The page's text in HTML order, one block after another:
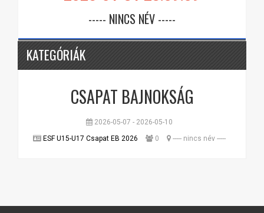
----- NINCS NÉV -----
KATEGÓRIÁK
CSAPAT BAJNOKSÁG
2026-05-07 - 2026-05-10
ESF U15-U17 Csapat EB 2026
0 ----- nincs név -----